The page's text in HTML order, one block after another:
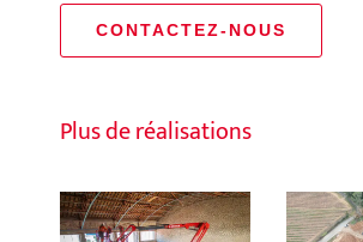
CONTACTEZ-NOUS
Plus de réalisations